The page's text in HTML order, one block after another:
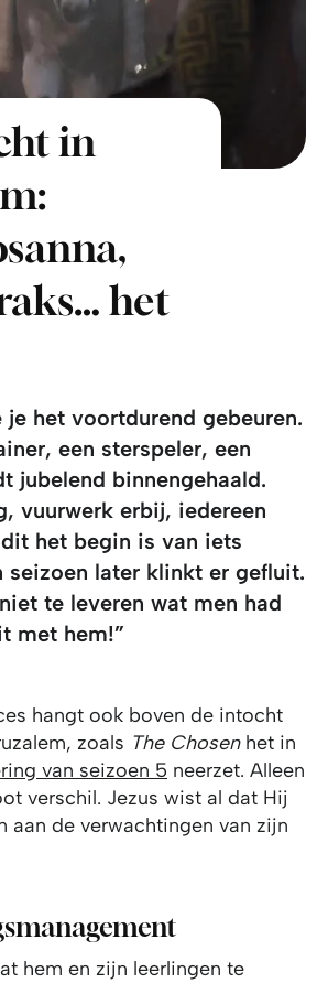
in
het
je het voortdurend gebeuren.
een sterspeler, een
jubelend binnengehaald.
vuurwerk erbij, iedereen
het begin is van iets
seizoen later klinkt er gefluit.
te leveren wat men had
met hem!”
hangt ook boven de intocht
zoals The Chosen het in
van seizoen 5 neerzet. Alleen
verschil. Jezus wist al dat Hij
aan de verwachtingen van zijn
hem en zijn leerlingen te